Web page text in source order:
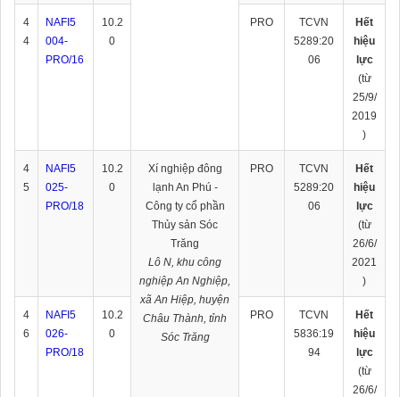
4
4
NAFI5
004-
PRO/16
10.2
0
PRO
TCVN
5289:20
06
Hết
hiệu
lực
(từ
25/9/
2019
)
4
5
NAFI5
025-
PRO/18
10.2
0
Xí nghiệp đông
lạnh An Phú -
Công ty cổ phần
Thủy sản Sóc
Trăng
Lô N, khu công
nghiệp An Nghiệp,
xã An Hiệp, huyện
Châu Thành, tỉnh
Sóc Trăng
PRO
TCVN
5289:20
06
Hết
hiệu
lực
(từ
26/6/
2021
)
4
6
NAFI5
026-
PRO/18
10.2
0
PRO
TCVN
5836:19
94
Hết
hiệu
lực
(từ
26/6/